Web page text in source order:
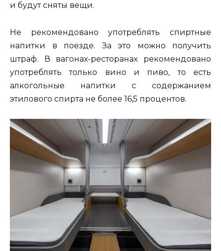
и будут сняты вещи.
Не рекомендовано употреблять спиртные
напитки в поезде. За это можно получить
штраф. В вагонах-ресторанах рекомендовано
употреблять только вино и пиво, то есть
алкогольные напитки с содержанием
этилового спирта не более 16,5 процентов.